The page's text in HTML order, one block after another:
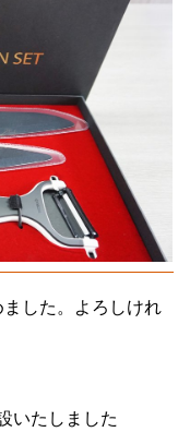
した。よろしけれ
いたしました